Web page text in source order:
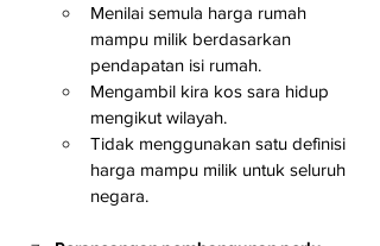
Menilai semula harga rumah
mampu milik berdasarkan
pendapatan isi rumah.
Mengambil kira kos sara hidup
mengikut wilayah.
Tidak menggunakan satu definisi
harga mampu milik untuk seluruh
negara.